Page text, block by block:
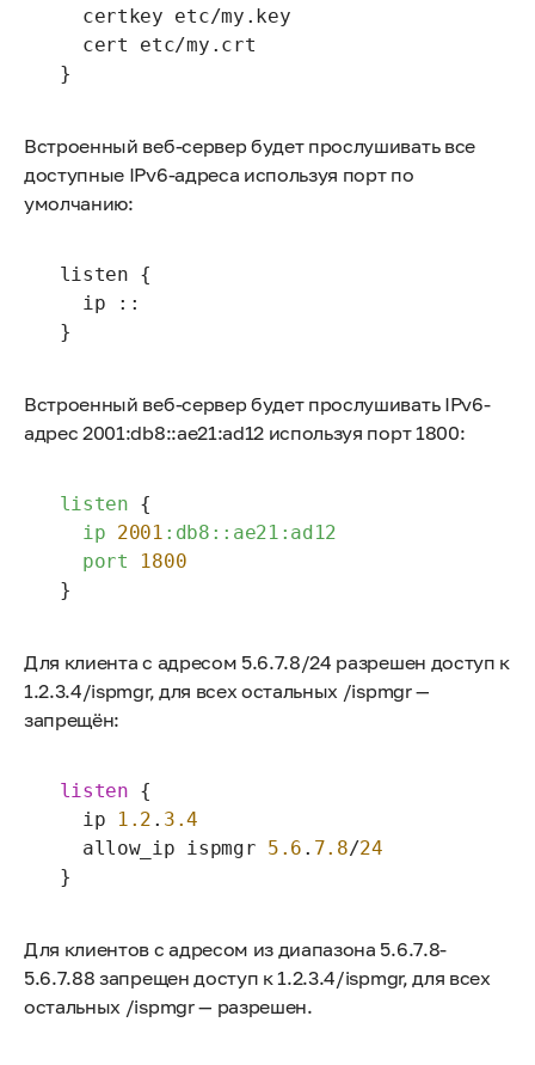
   certkey etc/my.key
   cert etc/my.crt
}
Встроенный веб-сервер будет прослушивать все
доступные IPv6-адреса используя порт по
умолчанию:
listen {
   ip ::
}
Встроенный веб-сервер будет прослушивать IPv6-
адрес 2001:db8::ae21:ad12 используя порт 1800:
listen {
ip 2001 :db8::ae21:ad12
port
1800
}
Для клиента с адресом 5.6.7.8/24 разрешен доступ к
1.2.3.4/ispmgr, для всех остальных /ispmgr —
запрещён:
listen {
   ip
1.2 . 3.4
   allow_ip ispmgr
5.6 . 7.8/24
}
Для клиентов с адресом из диапазона 5.6.7.8-
5.6.7.88 запрещен доступ к 1.2.3.4/ispmgr, для всех
остальных /ispmgr — разрешен.